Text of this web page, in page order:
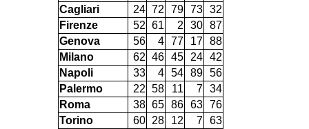
Cagliari
24 72 79 73 32
Firenze
52 61 2 30 87
Genova
56 4 77 17 88
Milano
62 46 45 24 42
Napoli
33 4 54 89 56
Palermo
22 58 11 7 34
Roma
38 65 86 63 76
Torino
60 28 12 7 63